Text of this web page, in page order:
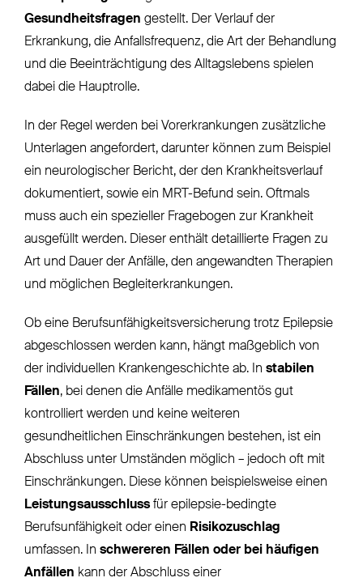
Gesundheitsfragen gestellt. Der Verlauf der
Erkrankung, die Anfallsfrequenz, die Art der Behandlung
und die Beeinträchtigung des Alltagslebens spielen
dabei die Hauptrolle.
In der Regel werden bei Vorerkrankungen zusätzliche
Unterlagen angefordert, darunter können zum Beispiel
ein neurologischer Bericht, der den Krankheitsverlauf
dokumentiert, sowie ein MRT-Befund sein. Oftmals
muss auch ein spezieller Fragebogen zur Krankheit
ausgefüllt werden. Dieser enthält detaillierte Fragen zu
Art und Dauer der Anfälle, den angewandten Therapien
und möglichen Begleiterkrankungen.
Ob eine Berufsunfähigkeitsversicherung trotz Epilepsie
abgeschlossen werden kann, hängt maßgeblich von
der individuellen Krankengeschichte ab. In stabilen
Fällen, bei denen die Anfälle medikamentös gut
kontrolliert werden und keine weiteren
gesundheitlichen Einschränkungen bestehen, ist ein
Abschluss unter Umständen möglich – jedoch oft mit
Einschränkungen. Diese können beispielsweise einen
Leistungsausschlussfür epilepsie-bedingte
Berufsunfähigkeit oder einen Risikozuschlag
umfassen. In schwereren Fällen oder bei häufigen
Anfällen kann der Abschluss einer